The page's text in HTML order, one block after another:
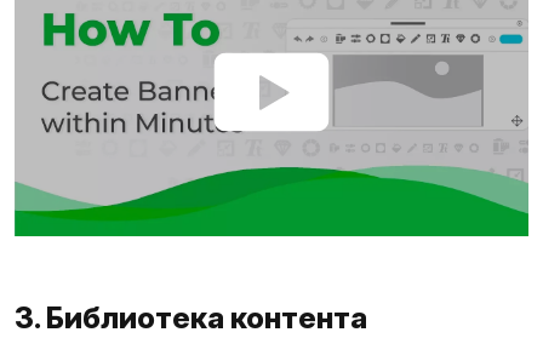
3. Библиотека контента